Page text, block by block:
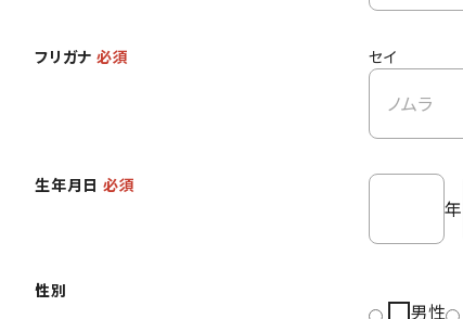
フリガナ 必須 セイ
生年月日 必須
年
性別
男性